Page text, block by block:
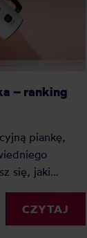
– ranking
piankę,
się, jaki
a może
szczegółowy
CZYTAJ